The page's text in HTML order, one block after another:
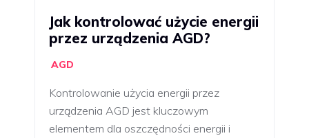
Jak kontrolować użycie energii
przez urządzenia AGD?
AGD
Kontrolowanie użycia energii przez
urządzenia AGD jest kluczowym
elementem dla oszczędności energii i